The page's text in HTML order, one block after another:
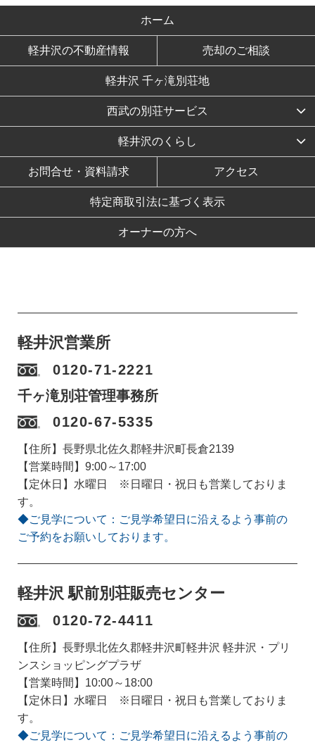
ホーム
軽井沢の不動産情報 売却のご相談
軽井沢 千ヶ滝別荘地
西武の別荘サービス
軽井沢のくらし
お問合せ・資料請求 アクセス
特定商取引法に基づく表示
オーナーの方へ
軽井沢営業所
0120-71-2221
千ヶ滝別荘管理事務所
0120-67-5335
【住所】長野県北佐久郡軽井沢町長倉2139
【営業時間】9:00～17:00
【定休日】水曜日 ※日曜日・祝日も営業しておりま
す。
◆ご見学について：ご見学希望日に沿えるよう事前の
ご予約をお願いしております。
軽井沢 駅前別荘販売センター
0120-72-4411
【住所】長野県北佐久郡軽井沢町軽井沢 軽井沢・プリ
ンスショッピングプラザ
【営業時間】10:00～18:00
【定休日】水曜日 ※日曜日・祝日も営業しておりま
す。
◆ご見学について：ご見学希望日に沿えるよう事前の